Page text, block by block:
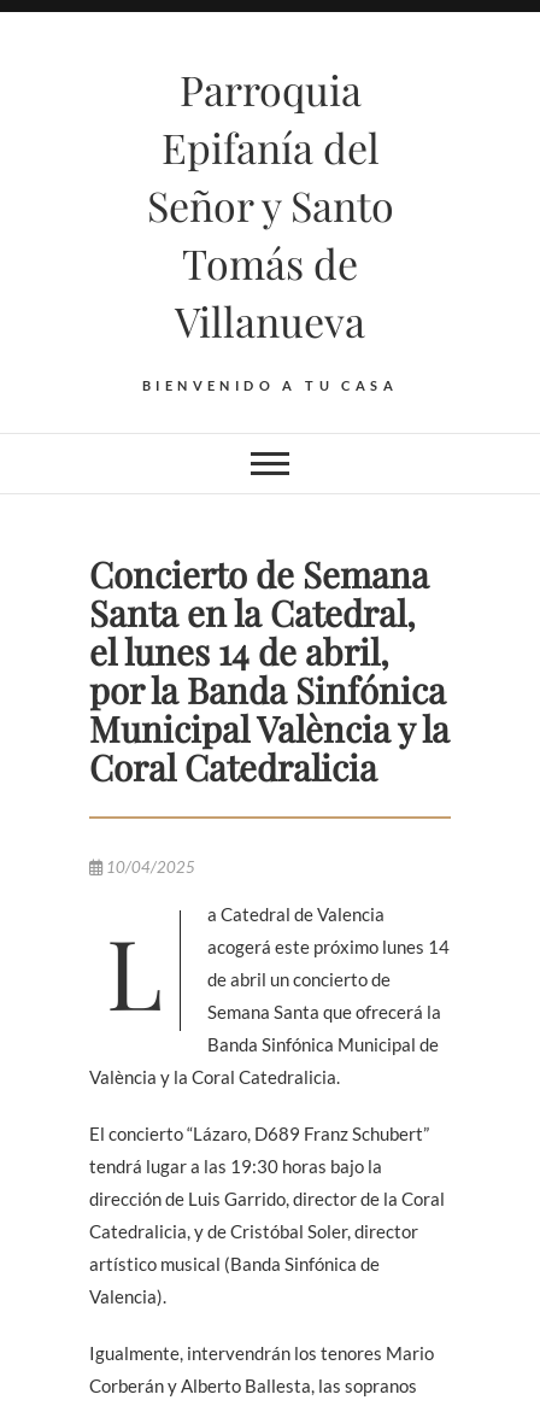
Saltar
Parroquia
Epifanía del
Señor y Santo
Tomás de
Villanueva
BIENVENIDO A TU CASA
Concierto de Semana
Santa en la Catedral,
el lunes 14 de abril,
por la Banda Sinfónica
Municipal València y la
Coral Catedralicia
10/04/2025
La Catedral de Valencia
acogerá este próximo lunes 14
de abril un concierto de
Semana Santa que ofrecerá la
Banda Sinfónica Municipal de
València y la Coral Catedralicia.
El concierto “Lázaro, D689 Franz Schubert”
tendrá lugar a las 19:30 horas bajo la
dirección de Luis Garrido, director de la Coral
Catedralicia, y de Cristóbal Soler, director
artístico musical (Banda Sinfónica de
Valencia).
Igualmente, intervendrán los tenores Mario
Corberán y Alberto Ballesta, las sopranos